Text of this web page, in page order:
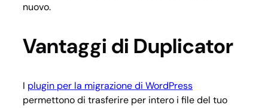
nuovo.
Vantaggi di Duplicator
I plugin per la migrazione di WordPress
permettono di trasferire per intero i file del tuo